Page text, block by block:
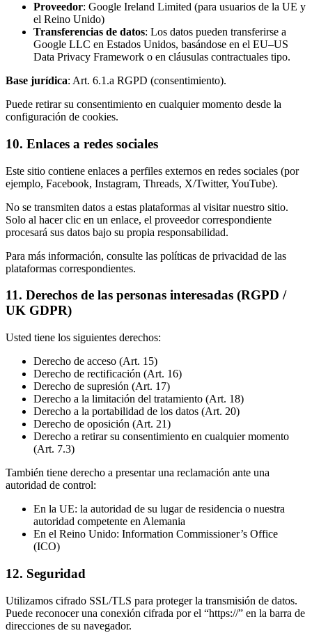
Proveedor: Google Ireland Limited (para usuarios de la UE y
el Reino Unido)
Transferencias de datos: Los datos pueden transferirse a
Google LLC en Estados Unidos, basándose en el EU–US
Data Privacy Framework o en cláusulas contractuales tipo.
Base jurídica: Art. 6.1.a RGPD (consentimiento).
Puede retirar su consentimiento en cualquier momento desde la
configuración de cookies.
10. Enlaces a redes sociales
Este sitio contiene enlaces a perfiles externos en redes sociales (por
ejemplo, Facebook, Instagram, Threads, X/Twitter, YouTube).
No se transmiten datos a estas plataformas al visitar nuestro sitio.
Solo al hacer clic en un enlace, el proveedor correspondiente
procesará sus datos bajo su propia responsabilidad.
Para más información, consulte las políticas de privacidad de las
plataformas correspondientes.
11. Derechos de las personas interesadas (RGPD /
UK GDPR)
Usted tiene los siguientes derechos:
Derecho de acceso (Art. 15)
Derecho de rectificación (Art. 16)
Derecho de supresión (Art. 17)
Derecho a la limitación del tratamiento (Art. 18)
Derecho a la portabilidad de los datos (Art. 20)
Derecho de oposición (Art. 21)
Derecho a retirar su consentimiento en cualquier momento
(Art. 7.3)
También tiene derecho a presentar una reclamación ante una
autoridad de control:
En la UE: la autoridad de su lugar de residencia o nuestra
autoridad competente en Alemania
En el Reino Unido: Information Commissioner’s Office
(ICO)
12. Seguridad
Utilizamos cifrado SSL/TLS para proteger la transmisión de datos.
Puede reconocer una conexión cifrada por el “https://” en la barra de
direcciones de su navegador.